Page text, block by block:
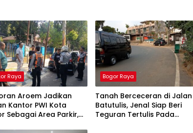
Raya
Aroem Jadikan
Kantor PWI Kota
Sebagai Area Parkir,
Bogor Raya
Tanah Berceceran di Jalan
Batutulis, Jenal Siap Beri
Teguran Tertulis Pada
Bogor Raya